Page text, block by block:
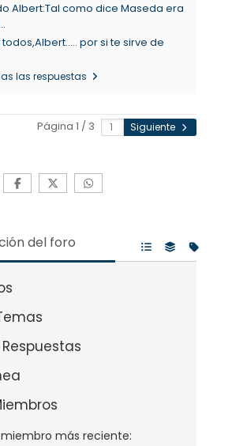
Albert:Tal como dice Maseda era
por si te sirve de
las respuestas
Página 1 / 3 Siguiente
del foro
Respuestas
más reciente: